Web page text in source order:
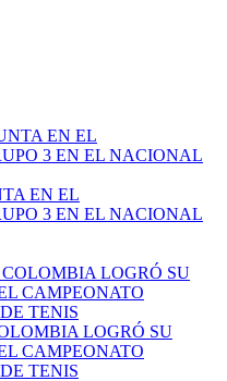
EN EL
3 EN EL NACIONAL
LOGRÓ SU
CAMPEONATO
TENIS